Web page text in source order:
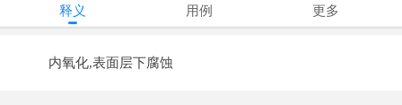
释义 用例 更多
内氧化,表面层下腐蚀